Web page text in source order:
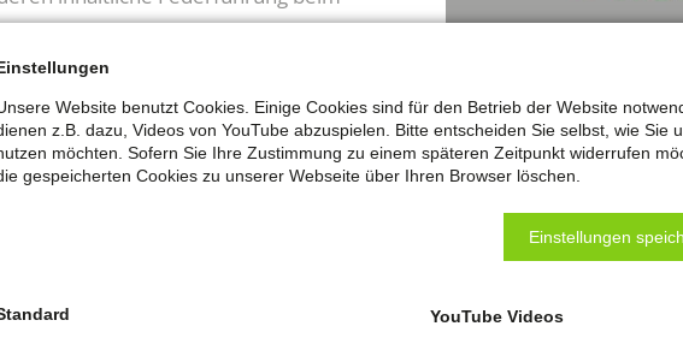
– Kommunikation,
Leitung von Sabine Räck liegt. Sie
seit Anfang März arbeitenden
vom Krisenstab eingesetzten und von
die Kommunikation von
sind die örtlichen
genossenschaften, die EWR GmbH,
Website benutzt Cookies. Einige Cookies sind für den Betrieb der Website
z.B. dazu, Videos von YouTube abzuspielen. Bitte entscheiden Sie selbst, wie Sie
möchten. Sofern Sie Ihre Zustimmung zu einem späteren Zeitpunkt widerrufen
gespeicherten Cookies zu unserer Webseite über Ihren Browser löschen.
Einstellungen
YouTube Videos